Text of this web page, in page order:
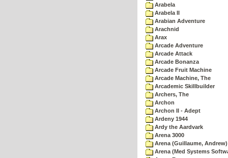
Arabela
Arabela II
Arabian Adventure
Arachnid
Arax
Arcade Adventure
Arcade Attack
Arcade Bonanza
Arcade Fruit Machine
Arcade Machine, The
Arcademic Skillbuilder
Archers, The
Archon
Archon II - Adept
Ardeny 1944
Ardy the Aardvark
Arena 3000
Arena (Guillaume, Andrew)
Arena (Med Systems